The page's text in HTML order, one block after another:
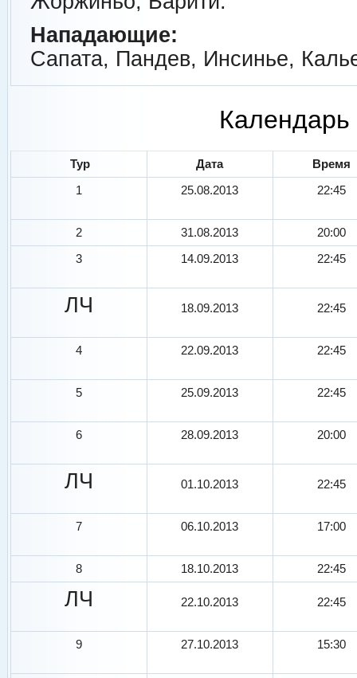
Нападающие:
Сапата, Пандев, Инсинье,
Календарь
Тур Дата
Время
1
25.08.2013 22:45
2 31.08.2013
20:00
3
14.09.2013 22:45
ЛЧ 18.09.2013 22:45
4 22.09.2013 22:45
5 25.09.2013 22:45
6 28.09.2013 20:00
ЛЧ 01.10.2013 22:45
7 06.10.2013 17:00
8 18.10.2013 22:45
ЛЧ 22.10.2013 22:45
9 27.10.2013 15:30